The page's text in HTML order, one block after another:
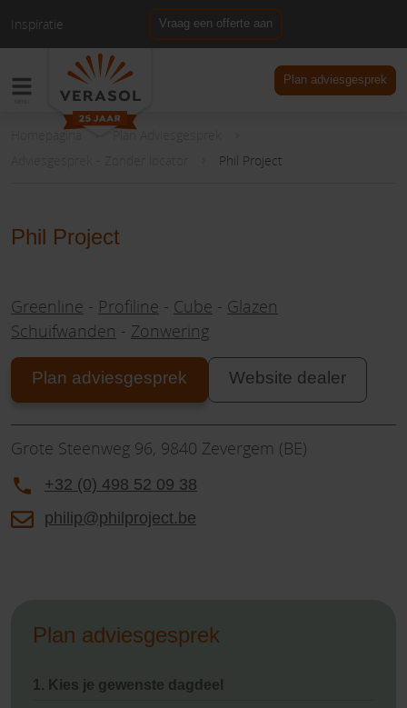
Inspiratie Vraag een offerte aan
DE
Plan adviesgesprek
Homepagina
Plan Adviesgesprek
Phil Project
Phil Project
Greenline - Profiline - Cube - Glazen
Schuifwanden - Zonwering
Plan adviesgesprek Website dealer
Grote Steenweg 96, 9840 Zevergem (BE)
+32 (0) 498 52 09 38
philip@philproject.be
Plan adviesgesprek
1. Kies je gewenste dagdeel